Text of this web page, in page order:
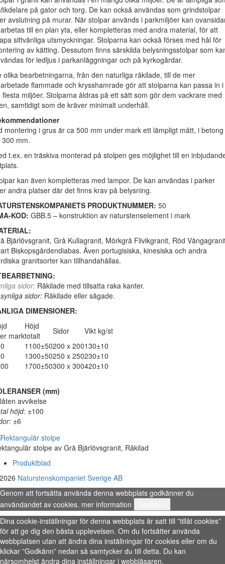
på gator och torg. De kan också användas som grindstolpar
avslutning på murar. När stolpar används i parkmiljöer kan
till en plan yta, eller kompletteras med andra material, för att
sittvänliga utsmyckningar. Stolparna kan också förses med hål för
av kätting. Dessutom finns särskilda belysningsstolpar som
för ledljus i parkanläggningar och på kyrkogårdar.
olika bearbetningarna, från den naturliga råkilade, till de mer
flammade och krysshamrade gör att stolparna kan passa in i
flesta miljöer. Stolparna åldras på ett sätt som gör dem vackrare med
samtidigt som de kräver minimalt underhåll.
montering i grus är ca 500 mm under mark ett lämpligt mått, i betong
300 mm.
t.ex. en träskiva monterad på stolpen ges möjlighet till en
kan även kompletteras med lampor. De kan användas i parker
andra platser där det finns krav på belysning.
PRODUKTNUMMER: 50
KOD: GBB.5 – konstruktion av naturstenselement i mark
Bjärlövsgranit, Grå Kullagranit, Mörkgrå Flivikgranit, Röd
Biskopsgårdendiabas. Även portugisiska, kinesiska och andra
granitsorter kan tillhandahållas.
sidor: Råkilade med tillsatta raka kanter.
sidor: Råkilade eller sågade.
DIMENSIONER:
mark
Höjd
totalt
Sidor
Vikt kg/st
1100±50200 x 200130±10
1300±50250 x 250230±10
1700±50300 x 300420±10
(mm)
avvikelse
höjd: ±100
±6
stolpe av Grå Bjärlövsgranit, Råkilad
Produktblad
Naturstenskompaniet Sverige AB
Genom att fortsätta använda denna webbplats godkänner du
användandet av cookies. mer information
Dina cookie-inställningar för denna webbplats är satt till ”tillåt cookies”
för att ge dig den bästa upplevelsen. Om du fortsätter använda
webbplatsen utan att ändra dina inställningar för cookies eller om du
klickar ”Godkänn” nedan så samtycker du till detta. Du kan
närsomhelst ändra dina inställningar i webbläsaren.